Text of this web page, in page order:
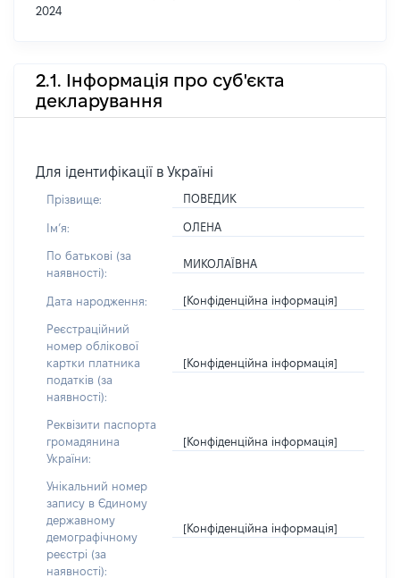
2024
2.1. Інформація про суб'єкта
декларування
Для ідентифікації в Україні
Прізвище: ПОВЕДИК
Імʼя: ОЛЕНА
По батькові (за
наявності):
МИКОЛАЇВНА
Дата народження: [Конфіденційна інформація]
Реєстраційний
номер облікової
картки платника
податків (за
наявності):
[Конфіденційна інформація]
Реквізити паспорта
громадянина
України:
[Конфіденційна інформація]
Унікальний номер
запису в Єдиному
державному
демографічному
реєстрі (за
наявності):
[Конфіденційна інформація]